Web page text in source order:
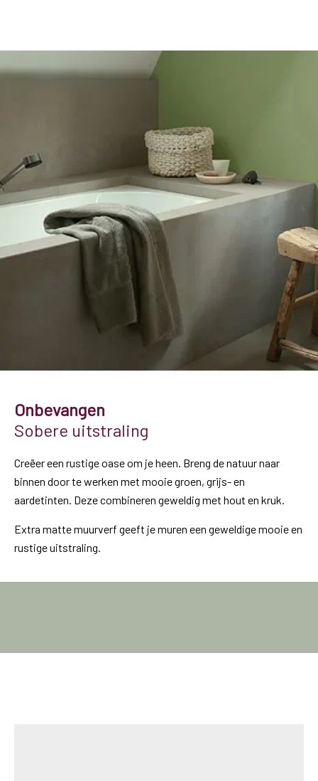
Onbevangen
Sobere uitstraling
Creëer een rustige oase om je heen. Breng de natuur naar
binnen door te werken met mooie groen, grijs- en
aardetinten. Deze combineren geweldig met hout en kruk.
Extra matte muurverf geeft je muren een geweldige mooie en
rustige uitstraling.